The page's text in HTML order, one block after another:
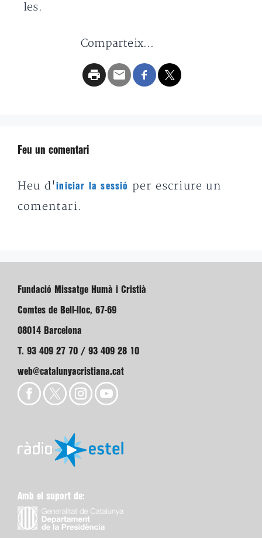
les.
Comparteix...
Feu un comentari
Heu d'iniciar la sessió
per escriure un
comentari.
Fundació Missatge Humà i Cristià
Comtes de Bell-lloc, 67-69
08014 Barcelona
T. 93 409 27 70 / 93 409 28 10
web@catalunyacristiana.cat
Amb el suport de: